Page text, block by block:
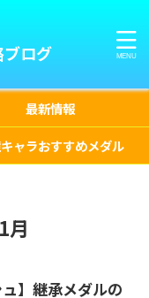
ブログ
最新情報
ャラおすすめメダル
月
ュ】継承メダルの